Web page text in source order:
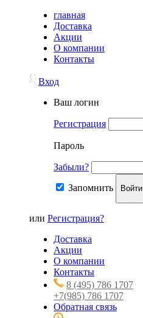
главная
Доставка
Акции
О компании
Контакты
Вход
Ваш логин
Регистрация
Пароль
Забыли?
Запомнить Войти
или Регистрация?
Доставка
Акции
О компании
Контакты
8 (495) 786 1707
+7(985) 786 1707
Обратная связь